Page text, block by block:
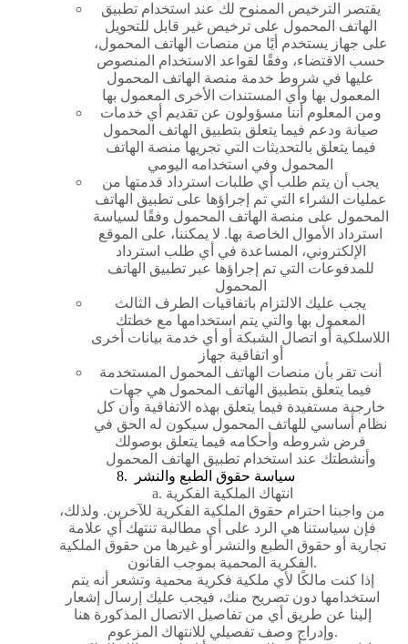
يقتصر الترخيص الممنوح لك عند استخدام تطبيق
الهاتف المحمول على ترخيص غير قابل للتحويل
على جهاز يستخدم أيًا من منصات الهاتف المحمول،
حسب الاقتضاء، وفقًا لقواعد الاستخدام المنصوص
عليها في شروط خدمة منصة الهاتف المحمول
المعمول بها وأي المستندات الأخرى المعمول بها
ومن المعلوم أننا مسؤولون عن تقديم أي خدمات
صيانة ودعم فيما يتعلق بتطبيق الهاتف المحمول
فيما يتعلق بالتحديثات التي تجريها منصة الهاتف
المحمول وفي استخدامه اليومي
يجب أن يتم طلب أي طلبات استرداد قدمتها من
عمليات الشراء التي تم إجراؤها على تطبيق الهاتف
المحمول على منصة الهاتف المحمول وفقًا لسياسة
استرداد الأموال الخاصة بها. لا يمكننا، على الموقع
الإلكتروني، المساعدة في أي طلب استرداد
للمدفوعات التي تم إجراؤها عبر تطبيق الهاتف
المحمول
يجب عليك الالتزام باتفاقيات الطرف الثالث
المعمول بها والتي يتم استخدامها مع خطتك
اللاسلكية أو اتصال الشبكة أو أي خدمة بيانات أخرى
أو اتفاقية جهاز
أنت تقر بأن منصات الهاتف المحمول المستخدمة
فيما يتعلق بتطبيق الهاتف المحمول هي جهات
خارجية مستفيدة فيما يتعلق بهذه الاتفاقية وأن كل
نظام أساسي للهاتف المحمول سيكون له الحق في
فرض شروطه وأحكامه فيما يتعلق بوصولك
وأنشطتك عند استخدام تطبيق الهاتف المحمول
8. سياسة حقوق الطبع والنشر
a. انتهاك الملكية الفكرية
من واجبنا احترام حقوق الملكية الفكرية للآخرين. ولذلك،
فإن سياستنا هي الرد على أي مطالبة تنتهك أي علامة
تجارية أو حقوق الطبع والنشر أو غيرها من حقوق الملكية
الفكرية المحمية بموجب القانون.
إذا كنت مالكًا لأي ملكية فكرية محمية وتشعر أنه يتم
استخدامها دون تصريح منك، فيجب عليك إرسال إشعار
إلينا عن طريق أي من تفاصيل الاتصال المذكورة هنا
وإدراج وصف تفصيلي للانتهاك المزعوم.